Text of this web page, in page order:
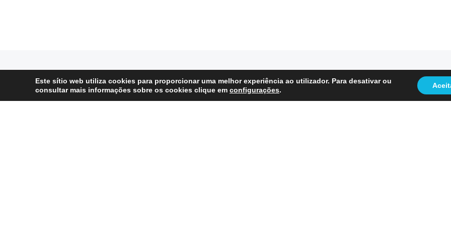
Precisa de Ajuda ?
Este sítio web utiliza cookies para proporcionar uma melhor experiência ao utilizador. Para desativar ou
consultar mais informações sobre os cookies clique em configurações.